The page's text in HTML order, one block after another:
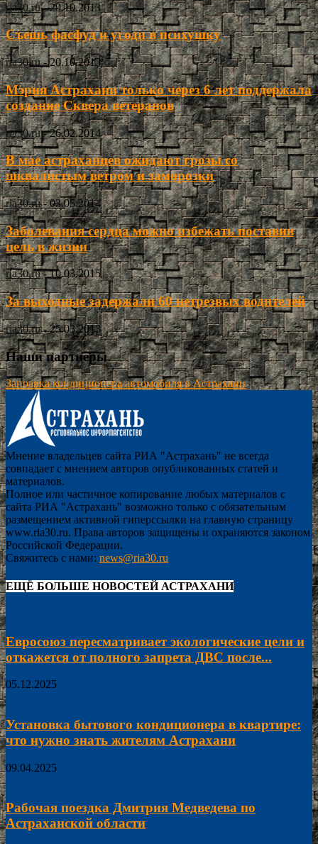
ria30.ru - 29.10.2013
Съешь фасфуд и угоди в психушку
ria30.ru - 20.10.2013
Мэрия Астрахани только через 6 лет поддержала
создание Сквера ветеранов
ria30.ru - 26.02.2014
В мае астраханцев ожидают грозы со
шквалистым ветром и заморозки
ria30.ru - 03.05.2014
Заболевания сердца можно избежать поставив
цель в жизни
ria30.ru - 10.03.2015
За выходные задержали 60 нетрезвых водителей
ria30.ru - 25.03.2013
Наши партнёры
Заправка кондиционера автомобиля в Астрахани
Мнение владельцев сайта РИА "Астрахань" не всегда
совпадает с мнением авторов опубликованных статей и
материалов.
Полное или частичное копирование любых материалов с
сайта РИА "Астрахань" возможно только с обязательным
размещением активной гиперссылки на главную страницу
www.ria30.ru. Права авторов защищены и охраняются законом
Российской Федерации.
Свяжитесь с нами: news@ria30.ru
ЕЩЁ БОЛЬШЕ НОВОСТЕЙ АСТРАХАНИ
Евросоюз пересматривает экологические цели и
откажется от полного запрета ДВС после...
05.12.2025
Установка бытового кондиционера в квартире:
что нужно знать жителям Астрахани
09.04.2025
Рабочая поездка Дмитрия Медведева по
Астраханской области